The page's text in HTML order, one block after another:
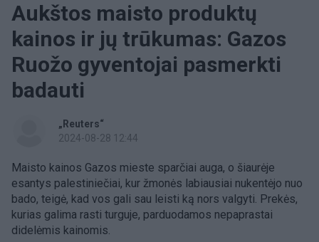
Aukštos maisto produktų
kainos ir jų trūkumas: Gazos
Ruožo gyventojai pasmerkti
badauti
„Reuters“
2024-08-28 12:44
Maisto kainos Gazos mieste sparčiai auga, o šiaurėje
esantys palestiniečiai, kur žmonės labiausiai nukentėjo nuo
bado, teigė, kad vos gali sau leisti ką nors valgyti. Prekės,
kurias galima rasti turguje, parduodamos nepaprastai
didelėmis kainomis.